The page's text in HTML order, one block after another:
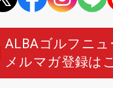
ALBAゴルフニュ
メルマガ登録は